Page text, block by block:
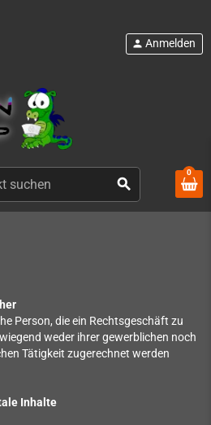
search
person Anmelden
0
Person, die ein Rechtsgeschäft zu
weder ihrer gewerblichen noch
Tätigkeit zugerechnet werden
Inhalte